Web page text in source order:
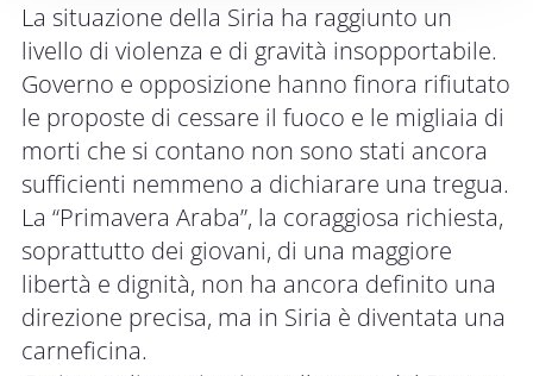
La situazione della Siria ha raggiunto un
livello di violenza e di gravità insopportabile.
Governo e opposizione hanno finora rifiutato
le proposte di cessare il fuoco e le migliaia di
morti che si contano non sono stati ancora
sufficienti nemmeno a dichiarare una tregua.
La “Primavera Araba”, la coraggiosa richiesta,
soprattutto dei giovani, di una maggiore
libertà e dignità, non ha ancora definito una
direzione precisa, ma in Siria è diventata una
carneficina.